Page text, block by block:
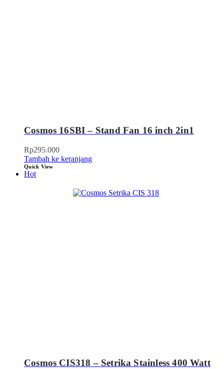
Cosmos 16SBI – Stand Fan 16 inch 2in1
Rp295.000
Tambah ke keranjang
Quick View
Hot
Cosmos CIS318 – Setrika Stainless 400 Watt